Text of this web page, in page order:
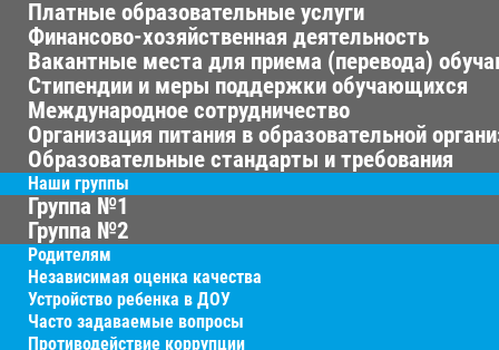
Платные образовательные услуги
Финансово-хозяйственная деятельность
Вакантные места для приема (перевода)
Стипендии и меры поддержки обучающихся
Международное сотрудничество
Организация питания в образовательной
Образовательные стандарты и требования
Наши группы
Группа №1
Группа №2
Родителям
Независимая оценка качества
Устройство ребенка в ДОУ
Часто задаваемые вопросы
Противодействие коррупции